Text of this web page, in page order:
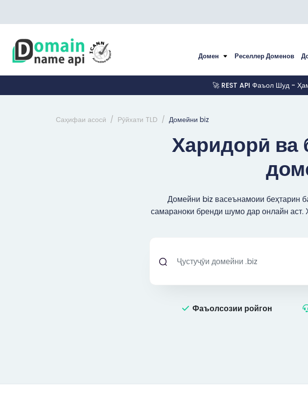
Домен Реселлер Доменов
🚀 REST API Фаъол Шуд -
Саҳифаи асосӣ Рӯйхати TLD Домейни biz
Харидорӣ ва
Домейни biz васеънамоии беҳтарин
самараноки бренди шумо дар онлайн аст.
Фаъолсозии ройгон